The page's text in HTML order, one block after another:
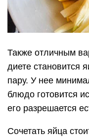
Также отличным
диете становится
пару. У нее
блюдо готовится
его разрешается
Сочетать яйца